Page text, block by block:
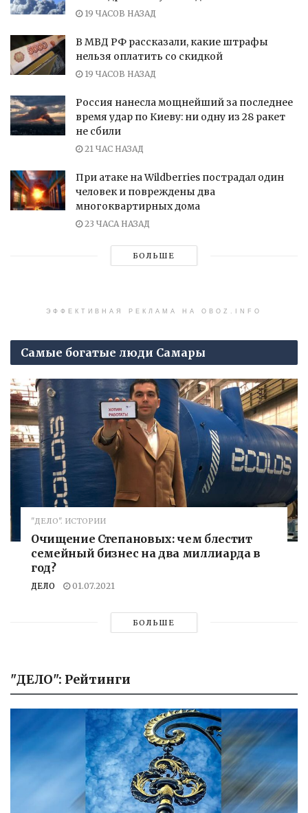
19 ЧАСОВ НАЗАД
В МВД РФ рассказали, какие штрафы
нельзя оплатить со скидкой
19 ЧАСОВ НАЗАД
Россия нанесла мощнейший за последнее
время удар по Киеву: ни одну из 28 ракет
не сбили
21 ЧАС НАЗАД
При атаке на Wildberries пострадал один
человек и повреждены два
многоквартирных дома
23 ЧАСА НАЗАД
БОЛЬШЕ
ЭФФЕКТИВНАЯ РЕКЛАМА НА OBOZ.INFO
Самые богатые люди Самары
"ДЕЛО". ИСТОРИИ
Очищение Степановых: чем блестит
семейный бизнес на два миллиарда в
год?
ДЕЛО 01.07.2021
БОЛЬШЕ
"ДЕЛО": Рейтинги